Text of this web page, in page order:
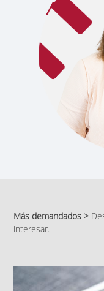
Más demandados >
interesar.